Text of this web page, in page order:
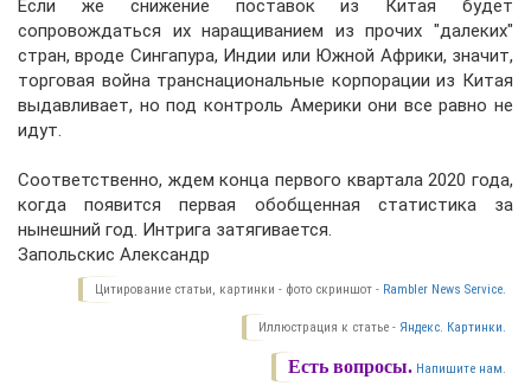
Если же снижение поставок из Китая будет
сопровождаться их наращиванием из прочих "далеких"
стран, вроде Сингапура, Индии или Южной Африки, значит,
торговая война транснациональные корпорации из Китая
выдавливает, но под контроль Америки они все равно не
идут.
Соответственно, ждем конца первого квартала 2020 года,
когда появится первая обобщенная статистика за
нынешний год. Интрига затягивается.
Запольскис Александр
Цитирование статьи, картинки - фото скриншот - Rambler News Service.
Иллюстрация к статье - Яндекс. Картинки.
Есть вопросы. Напишите нам.